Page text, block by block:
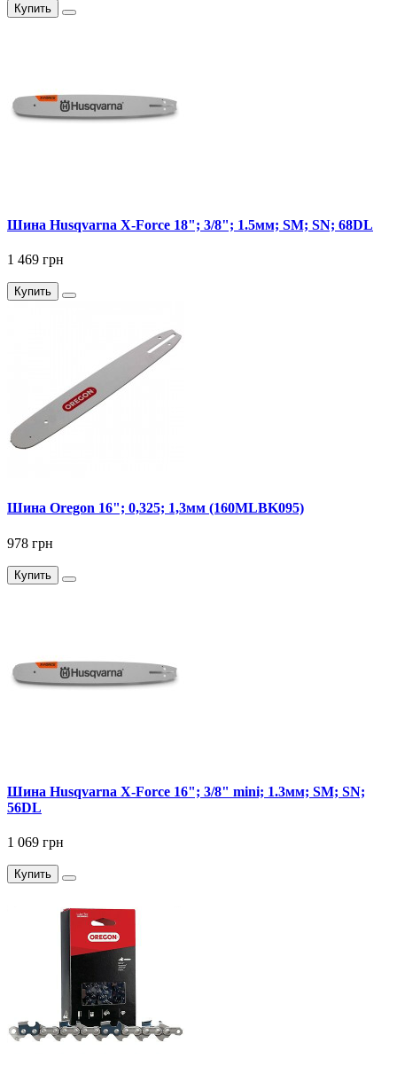
Купить
Шина Husqvarna X-Force 18"; 3/8"; 1.5мм; SM; SN; 68DL
1 469 грн
Купить
Шина Oregon 16"; 0,325; 1,3мм (160MLBK095)
978 грн
Купить
Шина Husqvarna X-Force 16"; 3/8" mini; 1.3мм; SM; SN;
56DL
1 069 грн
Купить